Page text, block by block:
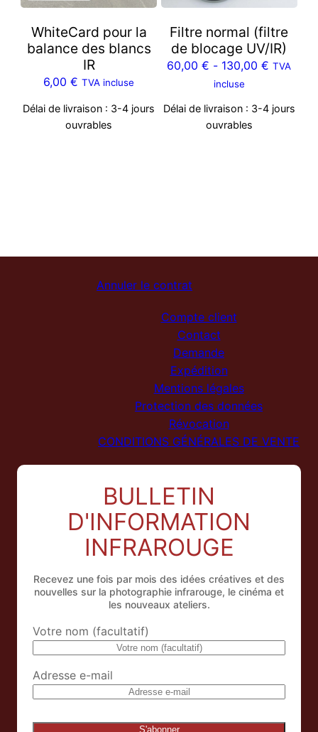
WhiteCard pour la
balance des blancs
IR
6,00€ TVA incluse
Délai de livraison : 3-4 jours
ouvrables
Filtre normal (filtre
de blocage UV/IR)
60,00€ - 130,00€ TVA
incluse
Délai de livraison : 3-4 jours
ouvrables
Annuler le contrat
Compte client
Contact
Demande
Expédition
Mentions légales
Protection des données
Révocation
CONDITIONS GÉNÉRALES DE VENTE
BULLETIN
D'INFORMATION
INFRAROUGE
Recevez une fois par mois des idées créatives et des
nouvelles sur la photographie infrarouge, le cinéma et
les nouveaux ateliers.
Votre nom (facultatif)
Adresse e-mail